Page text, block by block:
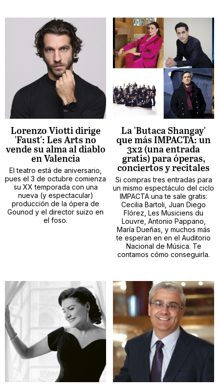
Lorenzo Viotti dirige
'Faust': Les Arts no
vende su alma al diablo
en Valencia
El teatro está de aniversario,
pues el 3 de octubre comienza
su XX temporada con una
nueva (y espectacular)
producción de la ópera de
Gounod y el director suizo en
el foso.
La 'Butaca Shangay'
que más IMPACTA: un
3x2 (una entrada
gratis) para óperas,
conciertos y recitales
Si compras tres entradas para
un mismo espectáculo del ciclo
IMPACTA una te sale gratis:
Cecilia Bartoli, Juan Diego
Flórez, Les Musiciens du
Louvre, Antonio Pappano,
María Dueñas, y muchos más
te esperan en en el Auditorio
Nacional de Música. Te
contamos cómo conseguirla.